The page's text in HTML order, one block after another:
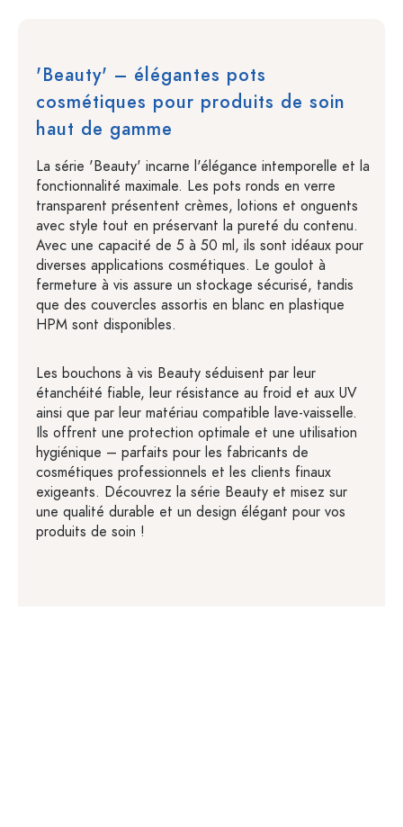
'Beauty' – élégantes pots
cosmétiques pour produits de soin
haut de gamme
La série 'Beauty' incarne l'élégance intemporelle et la
fonctionnalité maximale. Les pots ronds en verre
transparent présentent crèmes, lotions et onguents
avec style tout en préservant la pureté du contenu.
Avec une capacité de 5 à 50 ml, ils sont idéaux pour
diverses applications cosmétiques. Le goulot à
fermeture à vis assure un stockage sécurisé, tandis
que des couvercles assortis en blanc en plastique
HPM sont disponibles.
Les bouchons à vis Beauty séduisent par leur
étanchéité fiable, leur résistance au froid et aux UV
ainsi que par leur matériau compatible lave-vaisselle.
Ils offrent une protection optimale et une utilisation
hygiénique – parfaits pour les fabricants de
cosmétiques professionnels et les clients finaux
exigeants. Découvrez la série Beauty et misez sur
une qualité durable et un design élégant pour vos
produits de soin !